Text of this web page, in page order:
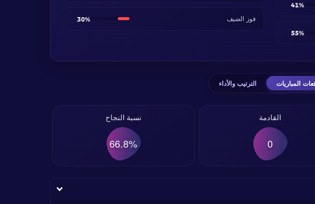
41%
55%
فوز الضيف 30%
المباريات الترتيب والأداء
القادمة
0
نسبة النجاح
66.8%